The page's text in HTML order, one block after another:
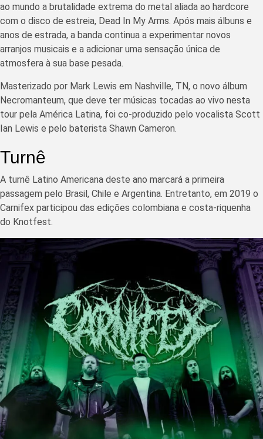
ao mundo a brutalidade extrema do metal aliada ao hardcore
com o disco de estreia, Dead In My Arms. Após mais álbuns e
anos de estrada, a banda continua a experimentar novos
arranjos musicais e a adicionar uma sensação única de
atmosfera à sua base pesada.
Masterizado por Mark Lewis em Nashville, TN, o novo álbum
Necromanteum, que deve ter músicas tocadas ao vivo nesta
tour pela América Latina, foi co-produzido pelo vocalista Scott
Ian Lewis e pelo baterista Shawn Cameron.
Turnê
A turnê Latino Americana deste ano marcará a primeira
passagem pelo Brasil, Chile e Argentina. Entretanto, em 2019 o
Carnifex participou das edições colombiana e costa-riquenha
do Knotfest.